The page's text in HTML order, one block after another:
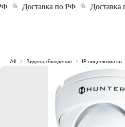
Доставка по РФ Доставка
All Видеонаблюдение IP видеокамеры